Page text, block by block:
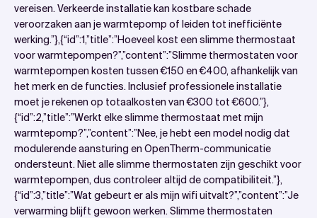
vereisen. Verkeerde installatie kan kostbare schade
veroorzaken aan je warmtepomp of leiden tot inefficiënte
werking.”},{“id”:1,”title”:”Hoeveel kost een slimme thermostaat
voor warmtepompen?”,”content”:”Slimme thermostaten voor
warmtepompen kosten tussen €150 en €400, afhankelijk van
het merk en de functies. Inclusief professionele installatie
moet je rekenen op totaalkosten van €300 tot €600.”},
{“id”:2,”title”:”Werkt elke slimme thermostaat met mijn
warmtepomp?”,”content”:”Nee, je hebt een model nodig dat
modulerende aansturing en OpenTherm-communicatie
ondersteunt. Niet alle slimme thermostaten zijn geschikt voor
warmtepompen, dus controleer altijd de compatibiliteit.”},
{“id”:3,”title”:”Wat gebeurt er als mijn wifi uitvalt?”,”content”:”Je
verwarming blijft gewoon werken. Slimme thermostaten